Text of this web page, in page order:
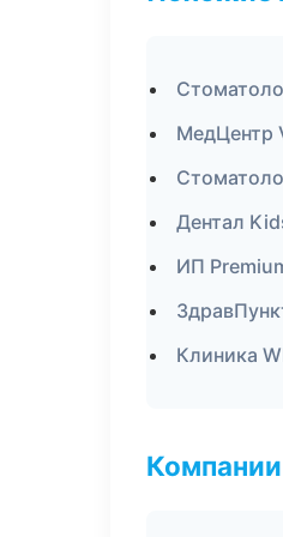
МедЦентр
Дентал
ИП
Клиника